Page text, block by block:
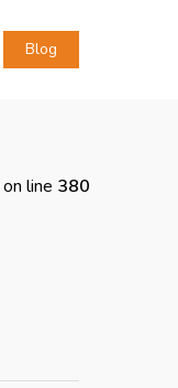
Blog
on line 380